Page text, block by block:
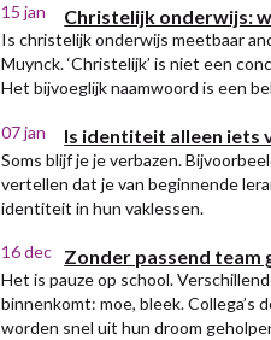
15 jan Christelijk onderwijs:
Is christelijk onderwijs meetbaar
Muynck. ‘Christelijk’ is niet een
Het bijvoeglijk naamwoord is een
07 jan Is identiteit alleen iets
Soms blijf je je verbazen.
vertellen dat je van beginnende
identiteit in hun vaklessen.
16 dec Zonder passend team
Het is pauze op school.
binnenkomt: moe, bleek. Collega’s
worden snel uit hun droom